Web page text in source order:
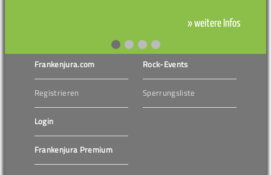
» weitere Infos
Frankenjura.com
Registrieren
Login
Frankenjura Premium
Rock-Events
Sperrungsliste